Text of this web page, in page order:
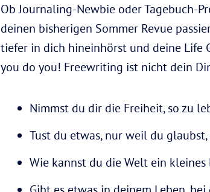
Ob Journaling-Newbie oder Tagebuch-
deinen bisherigen Sommer Revue
tiefer in dich hineinhörst und deine Life
you do you! Freewriting ist nicht dein
Nimmst du dir die Freiheit, so zu
Tust du etwas, nur weil du
Wie kannst du die Welt ein kleines
Gibt es etwas in deinem Leben,